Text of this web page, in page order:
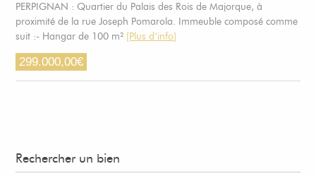
PERPIGNAN : Quartier du Palais des Rois de Majorque, à
proximité de la rue Joseph Pomarola. Immeuble composé comme
suit :- Hangar de 100 m² [Plus d’info]
299.000,00€
Rechercher un bien